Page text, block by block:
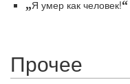
„Я умер как человек!“
Прочее